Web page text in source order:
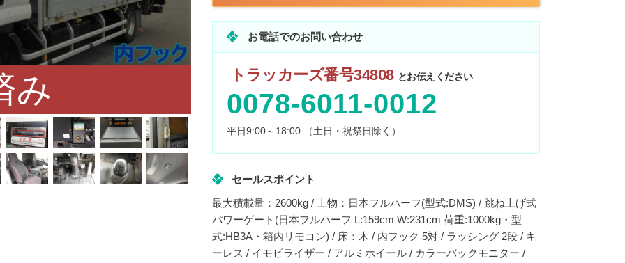
み
お電話でのお問い合わせ
トラッカーズ番号34808 とお伝えください
0078-6011-0012
平日9:00～18:00 （土日・祝祭日除く）
セールスポイント
最大積載量：2600kg / 上物：日本フルハーフ(型式:DMS) / 跳ね上げ式
パワーゲート(日本フルハーフ L:159cm W:231cm 荷重:1000kg・型
式:HB3A・箱内リモコン) / 床：木 / 内フック 5対 / ラッシング 2段 / キ
ーレス / イモビライザー / アルミホイール / カラーバックモニター /